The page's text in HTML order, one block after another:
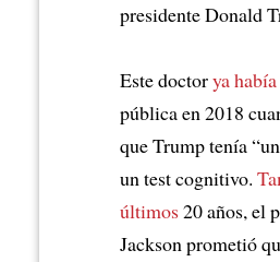
presidente Donald
Este doctorya
pública en 2018
que Trump tenía
un test cognitivo.
últimos20 años, el
Jackson prometió